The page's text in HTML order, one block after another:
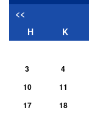
<<
H
K
3
4
10
11
17
18